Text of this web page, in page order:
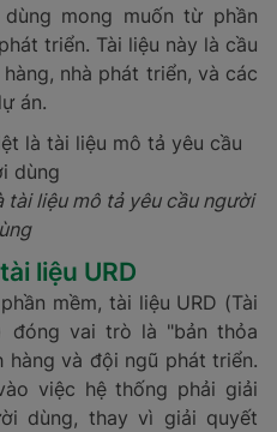
mong muốn từ phần
triển. Tài liệu này là cầu
nhà phát triển, và các
án.
tài liệu mô tả yêu cầu người
liệu URD
mềm, tài liệu URD (Tài
đóng vai trò là "bản thỏa
hàng và đội ngũ phát triển.
việc hệ thống phải giải
dùng, thay vì giải quyết